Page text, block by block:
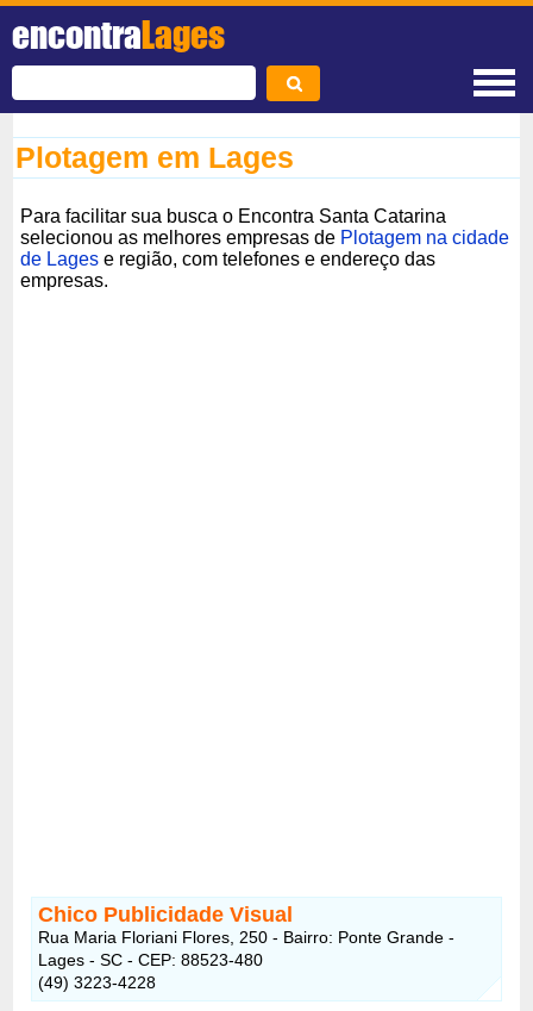
encontraLages
Plotagem em Lages
Para facilitar sua busca o Encontra Santa Catarina
selecionou as melhores empresas de Plotagem na cidade
de Lages e região, com telefones e endereço das
empresas.
Chico Publicidade Visual
Rua Maria Floriani Flores, 250 - Bairro: Ponte Grande -
Lages - SC - CEP: 88523-480
(49) 3223-4228